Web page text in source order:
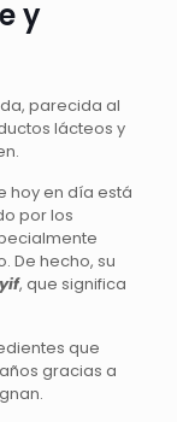
y
parecida al
lácteos y
hoy en día está
por los
De hecho, su
, que significa
que
gracias a